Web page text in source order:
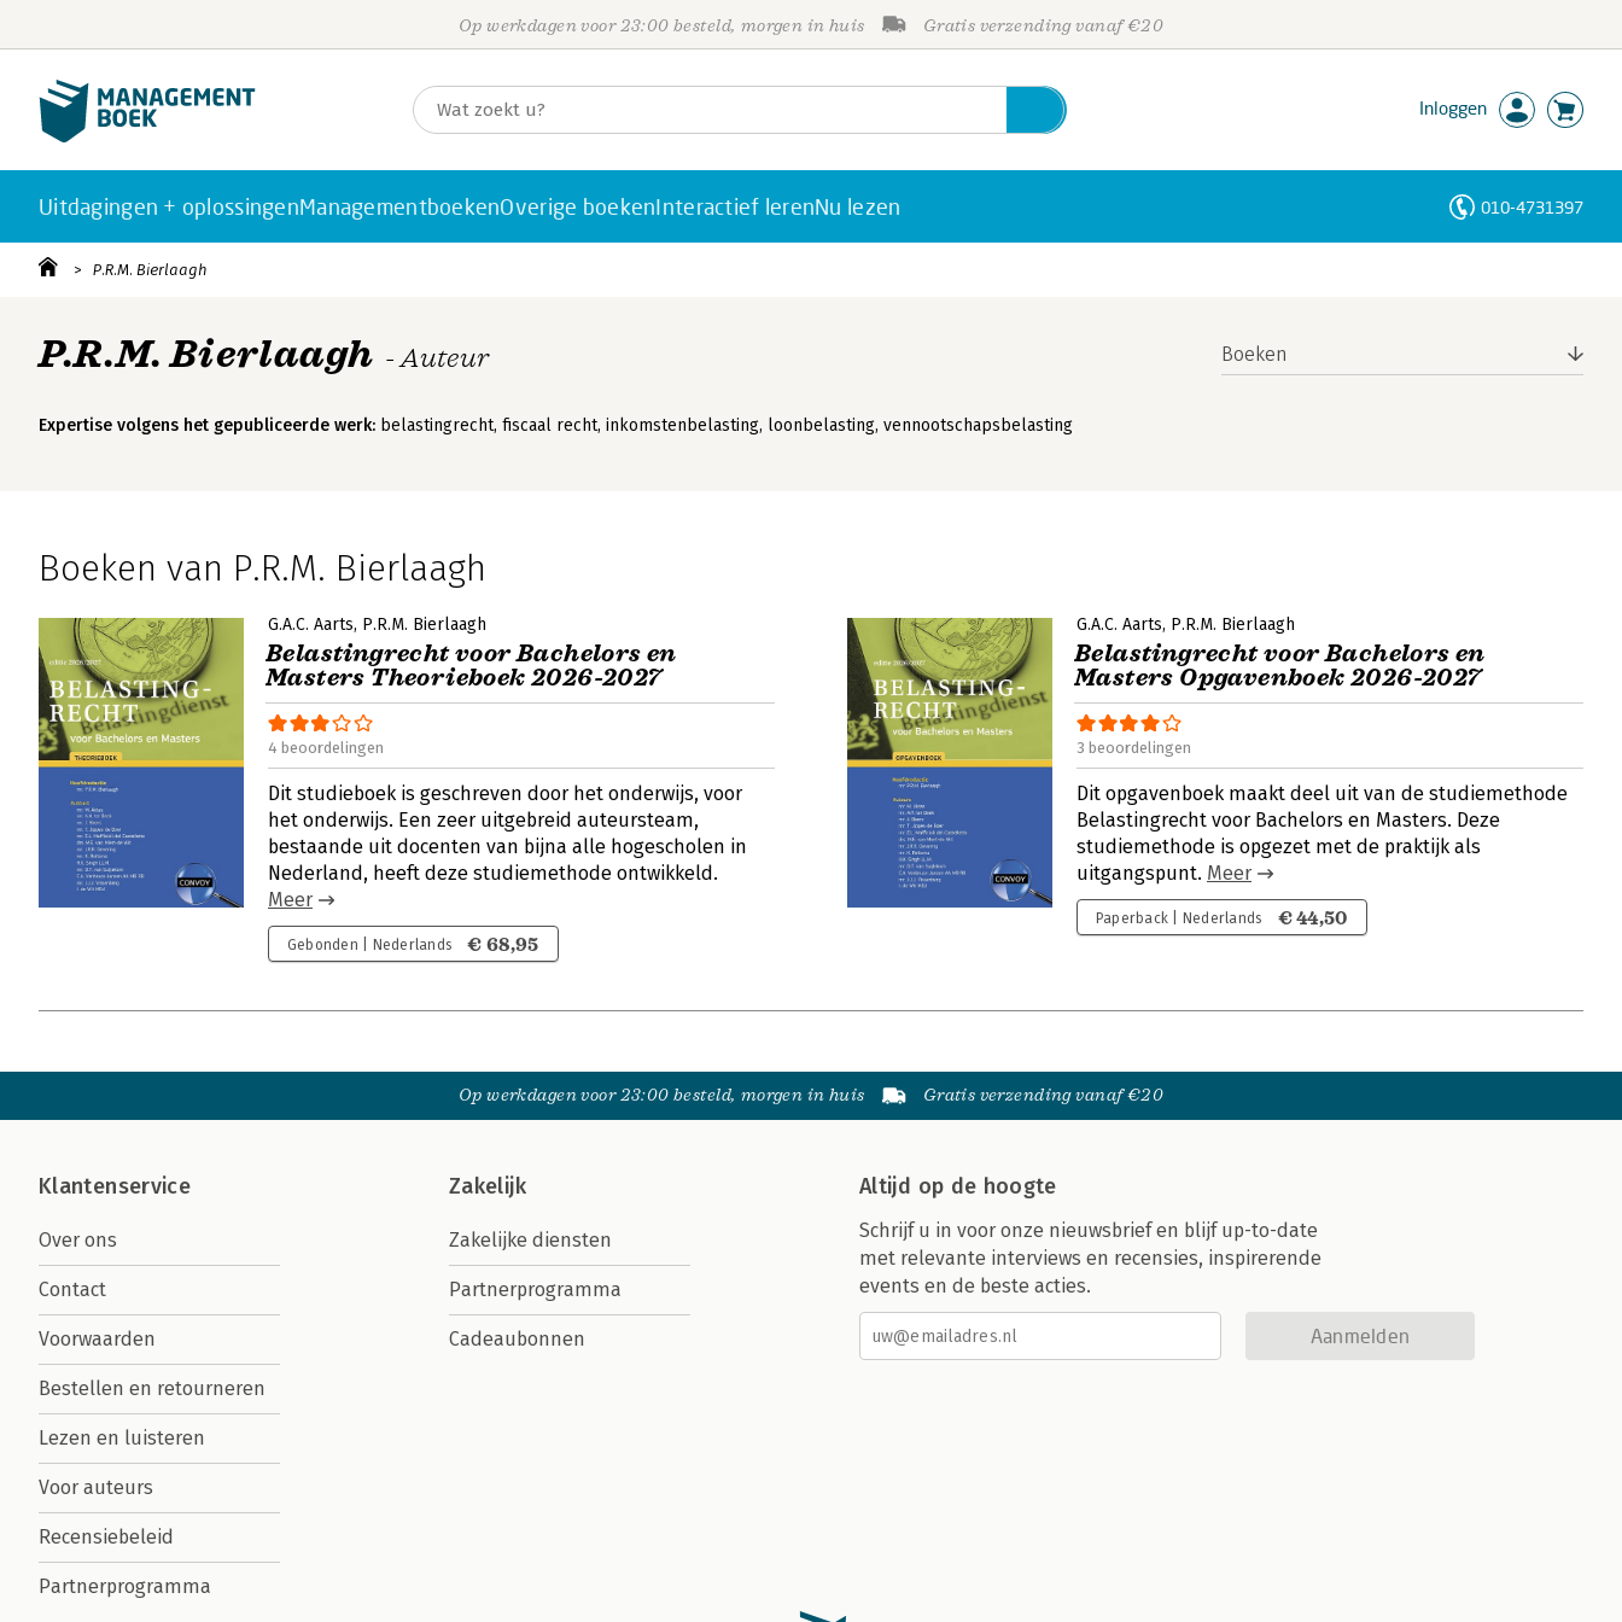
Op werkdagen voor 23:00 besteld, morgen in huis Gratis verzending vanaf €20
Inloggen
Uitdagingen + oplossingenManagementboekenOverige boekenInteractief lerenNu lezen 010-4731397
P.R.M. Bierlaagh
P.R.M. Bierlaagh - Auteur
Expertise volgens het gepubliceerde werk: belastingrecht, fiscaal recht, inkomstenbelasting, loonbelasting, vennootschapsbelasting
Boeken
Boeken van P.R.M. Bierlaagh
G.A.C. Aarts P.R.M. Bierlaagh
Belastingrecht voor Bachelors en
Masters Theorieboek 2026-2027
4 beoordelingen
Dit studieboek is geschreven door het onderwijs, voor
het onderwijs. Een zeer uitgebreid auteursteam,
bestaande uit docenten van bijna alle hogescholen in
Nederland, heeft deze studiemethode ontwikkeld.
Meer
Gebonden | Nederlands € 68,95
G.A.C. Aarts P.R.M. Bierlaagh
Belastingrecht voor Bachelors en
Masters Opgavenboek 2026-2027
3 beoordelingen
Dit opgavenboek maakt deel uit van de studiemethode
Belastingrecht voor Bachelors en Masters. Deze
studiemethode is opgezet met de praktijk als
uitgangspunt. Meer
Paperback | Nederlands € 44,50
Op werkdagen voor 23:00 besteld, morgen in huis Gratis verzending vanaf €20
Klantenservice
Over ons
Contact
Voorwaarden
Bestellen en retourneren
Lezen en luisteren
Voor auteurs
Recensiebeleid
Partnerprogramma
Zakelijk
Zakelijke diensten
Partnerprogramma
Cadeaubonnen
Altijd op de hoogte
Schrijf u in voor onze nieuwsbrief en blijf up-to-date
met relevante interviews en recensies, inspirerende
events en de beste acties.
Aanmelden
Personen